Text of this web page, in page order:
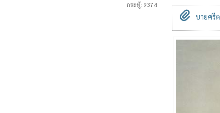
กระทู้: 9374
บายศรี